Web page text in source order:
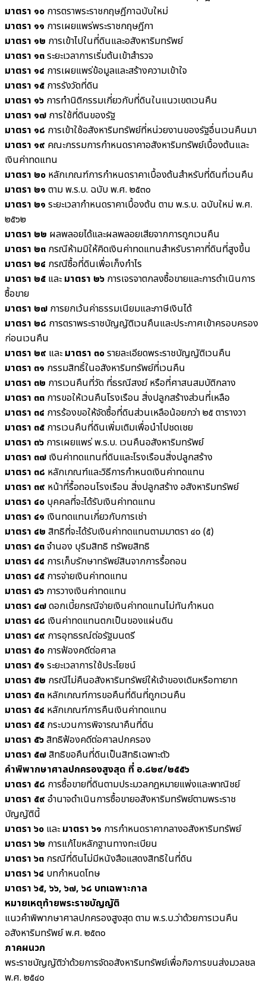
มาตรา ๑๐ การตราพระราชกฤษฎีกาฉบับใหม่
มาตรา ๑๑ การเผยแพร่พระราชกฤษฎีกา
มาตรา ๑๒ การเข้าไปในที่ดินและอสังหาริมทรัพย์
มาตรา ๑๓ระยะเวลาการเริ่มต้นเข้าสำรวจ
มาตรา ๑๔ การเผยแพร่ข้อมูลและสร้างความเข้าใจ
มาตรา ๑๕ การรังวัดที่ดิน
มาตรา ๑๖ การทำนิติกรรมเกี่ยวกับที่ดินในแนวเขตเวนคืน
มาตรา ๑๗ การใช้ที่ดินของรัฐ
มาตรา ๑๘ การเข้าใช้อสังหาริมทรัพย์ที่หน่วยงานของรัฐอื่นเวนคืนมา
มาตรา ๑๙ คณะกรรมการกำหนดราคาอสังหาริมทรัพย์เบื้องต้นและ
เงินค่าทดแทน
มาตรา ๒๐ หลักเกณฑ์การกำหนดราคาเบื้องต้นสำหรับที่ดินที่เวนคืน
มาตรา ๒๑ ตาม พ.ร.บ. ฉบับ พ.ศ. ๒๕๓๐
มาตรา ๒๑ ระยะเวลากำหนดราคาเบื้องต้น ตาม พ.ร.บ. ฉบับใหม่ พ.ศ.
๒๕๖๒
มาตรา ๒๒ ผลพลอยได้และผลพลอยเสียจากการถูกเวนคืน
มาตรา ๒๓ กรณีห้ามมิให้คิดเงินค่าทดแทนสำหรับราคาที่ดินที่สูงขึ้น
มาตรา ๒๔ กรณีซื้อที่ดินเพื่อเก็งกำไร
มาตรา ๒๕ และมาตรา ๒๖ การเจรจาตกลงซื้อขายและการดำเนินการ
ซื้อขาย
มาตรา ๒๗ การยกเว้นค่าธรรมเนียมและภาษีเงินได้
มาตรา ๒๘ การตราพระราชบัญญัติเวนคืนและประกาศเข้าครอบครอง
ก่อนเวนคืน
มาตรา ๒๙ และมาตรา ๓๐รายละเอียดพระราชบัญญัติเวนคืน
มาตรา ๓๑ กรรมสิทธิ์ในอสังหาริมทรัพย์ที่เวนคืน
มาตรา ๓๒ การเวนคืนที่วัด ที่ธรณีสงฆ์ หรือที่ศาสนสมบัติกลาง
มาตรา ๓๓ การขอให้เวนคืนโรงเรือน สิ่งปลูกสร้างส่วนที่เหลือ
มาตรา ๓๔ การร้องขอให้จัดซื้อที่ดินส่วนเหลือน้อยกว่า ๒๕ ตารางวา
มาตรา ๓๕ การเวนคืนที่ดินเพิ่มเติมเพื่อนำไปชดเชย
มาตรา ๓๖ การเผยแพร่ พ.ร.บ. เวนคืนอสังหาริมทรัพย์
มาตรา ๓๗ เงินค่าทดแทนที่ดินและโรงเรือนสิ่งปลูกสร้าง
มาตรา ๓๘ หลักเกณฑ์และวิธีการกำหนดเงินค่าทดแทน
มาตรา ๓๙ หน้าที่รื้อถอนโรงเรือน สิ่งปลูกสร้าง อสังหาริมทรัพย์
มาตรา ๔๐ บุคคลที่จะได้รับเงินค่าทดแทน
มาตรา ๔๑ เงินทดแทนเกี่ยวกับการเช่า
มาตรา ๔๒ สิทธิที่จะได้รับเงินค่าทดแทนตามมาตรา ๔๐ (๕)
มาตรา ๔๓จำนอง บุริมสิทธิ ทรัพยสิทธิ
มาตรา ๔๔ การเก็บรักษาทรัพย์สินจากการรื้อถอน
มาตรา ๔๕ การจ่ายเงินค่าทดแทน
มาตรา ๔๖ การวางเงินค่าทดแทน
มาตรา ๔๗ดอกเบี้ยกรณีจ่ายเงินค่าทดแทนไม่ทันกำหนด
มาตรา ๔๘ เงินค่าทดแทนตกเป็นของแผ่นดิน
มาตรา ๔๙ การอุทธรณ์ต่อรัฐมนตรี
มาตรา ๕๐ การฟ้องคดีต่อศาล
มาตรา ๕๑ ระยะเวลาการใช้ประโยชน์
มาตรา ๕๒ กรณีไม่คืนอสังหาริมทรัพย์ให้เจ้าของเดิมหรือทายาท
มาตรา ๕๓ หลักเกณฑ์การขอคืนที่ดินที่ถูกเวนคืน
มาตรา ๕๔ หลักเกณฑ์การคืนเงินค่าทดแทน
มาตรา ๕๕ กระบวนการพิจารณาคืนที่ดิน
มาตรา ๕๖สิทธิฟ้องคดีต่อศาลปกครอง
มาตรา ๕๗สิทธิขอคืนที่ดินเป็นสิทธิเฉพาะตัว
คำพิพากษาศาลปกครองสูงสุด ที่ อ.๘๒๙/๒๕๕๖
มาตรา ๕๘ การซื้อขายที่ดินตามประมวลกฎหมายแพ่งและพาณิชย์
มาตรา ๕๙ อำนาจดำเนินการซื้อขายอสังหาริมทรัพย์ตามพระราช
บัญญัตินี้
มาตรา ๖๐ และมาตรา ๖๑ การกำหนดราคากลางอสังหาริมทรัพย์
มาตรา ๖๒ การแก้ไขหลักฐานทางทะเบียน
มาตรา ๖๓ กรณีที่ดินไม่มีหนังสือแสดงสิทธิในที่ดิน
มาตรา ๖๔ บทกำหนดโทษ
มาตรา ๖๕, ๖๖, ๖๗, ๖๘ บทเฉพาะกาล
หมายเหตุท้ายพระราชบัญญัติ
แนวคำพิพากษาศาลปกครองสูงสุด ตาม พ.ร.บ.ว่าด้วยการเวนคืน
อสังหาริมทรัพย์ พ.ศ. ๒๕๓๐
ภาคผนวก
พระราชบัญญัติว่าด้วยการจัดอสังหาริมทรัพย์เพื่อกิจการขนส่งมวลชล
พ.ศ. ๒๕๔๐